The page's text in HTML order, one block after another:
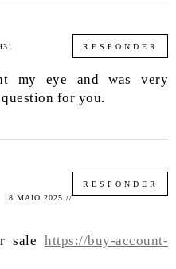
RESPONDER
my eye and was very
for you.
18 MAIO 2025 //
RESPONDER
sale https://buy-account-